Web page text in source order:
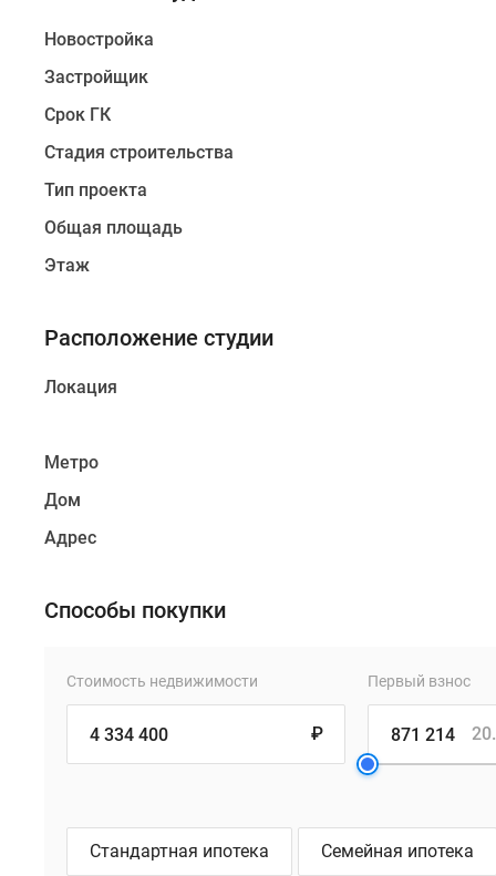
Новостройка
Застройщик
Срок ГК
Стадия строительства
Тип проекта
Общая площадь
Этаж
Расположение студии
Локация
Метро
Дом
Адрес
Способы покупки
Стоимость недвижимости
₽
Первый взнос
Стандартная ипотека Семейная ипотека